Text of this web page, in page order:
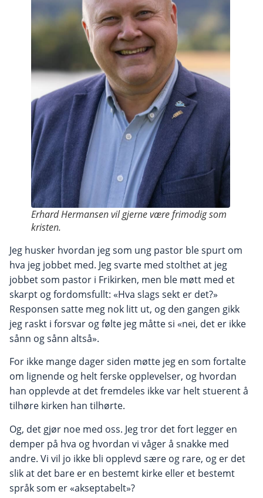
Erhard Hermansen vil gjerne være frimodig som
kristen.
Jeg husker hvordan jeg som ung pastor ble spurt om
hva jeg jobbet med. Jeg svarte med stolthet at jeg
jobbet som pastor i Frikirken, men ble møtt med et
skarpt og fordomsfullt: «Hva slags sekt er det?»
Responsen satte meg nok litt ut, og den gangen gikk
jeg raskt i forsvar og følte jeg måtte si «nei, det er ikke
sånn og sånn altså».
For ikke mange dager siden møtte jeg en som fortalte
om lignende og helt ferske opplevelser, og hvordan
han opplevde at det fremdeles ikke var helt stuerent å
tilhøre kirken han tilhørte.
Og, det gjør noe med oss. Jeg tror det fort legger en
demper på hva og hvordan vi våger å snakke med
andre. Vi vil jo ikke bli opplevd sære og rare, og er det
slik at det bare er en bestemt kirke eller et bestemt
språk som er «akseptabelt»?